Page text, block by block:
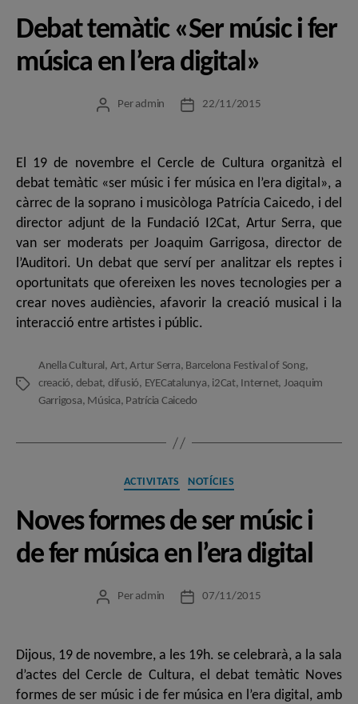
Debat temàtic «Ser músic i fer
música en l’era digital»
Autor
Per admin
Data22/11/2015
El 19 de novembre el Cercle de Cultura organitzà el
debat temàtic «ser músic i fer música en l’era digital», a
càrrec de la soprano i musicòloga Patrícia Caicedo, i del
director adjunt de la Fundació I2Cat, Artur Serra, que
van ser moderats per Joaquim Garrigosa, director de
l’Auditori. Un debat que serví per analitzar els reptes i
oportunitats que ofereixen les noves tecnologies per a
crear noves audiències, afavorir la creació musical i la
interacció entre artistes i públic.
Etiquetes
Anella Cultural, Art,Artur Serra, Barcelona Festival of Song,
creació, debat, difusió, EYECatalunya, i2Cat, Internet, Joaquim
Garrigosa, Música, Patrícia Caicedo
Categories
ACTIVITATS NOTÍCIES
Noves formes de ser músic i
de fer música en l’era digital
Autor
Per admin
Data07/11/2015
Dijous, 19 de novembre, a les 19h. se celebrarà, a la sala
d’actes del Cercle de Cultura, el debat temàtic Noves
formes de ser músic i de fer música en l’era digital, amb